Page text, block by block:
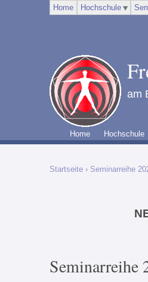
Home Hochschule
am
Home Hochschule
Startseite› Seminarreihe
Seminarreihe